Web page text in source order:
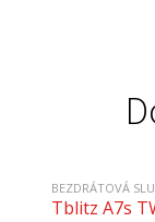
BEZDRÁTOVÁ
Tblitz A7s